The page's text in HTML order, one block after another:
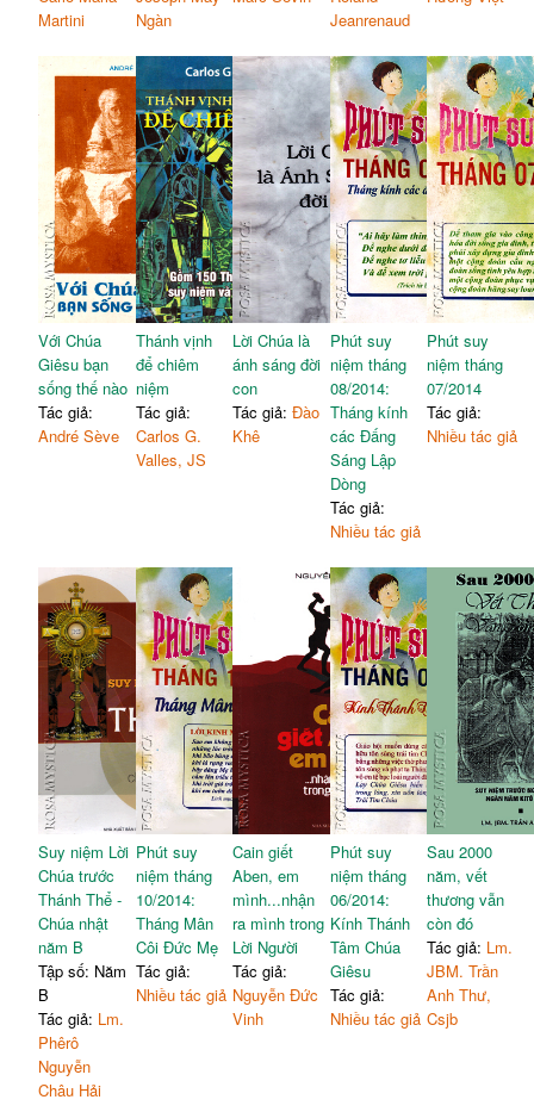
Martini
Ngàn
Jeanrenaud
Với Chúa
Giêsu bạn
sống thế nào
Tác giả:
André Sève
Thánh vịnh
để chiêm
niệm
Tác giả:
Carlos G.
Valles, JS
Lời Chúa là
ánh sáng đời
con
Tác giả:Đào
Khê
Phút suy
niệm tháng
08/2014:
Tháng kính
các Đấng
Sáng Lập
Dòng
Tác giả:
Nhiều tác giả
Phút suy
niệm tháng
07/2014
Tác giả:
Nhiều tác giả
Suy niệm Lời
Chúa trước
Thánh Thể -
Chúa nhật
năm B
Tập số: Năm
B
Tác giả: Lm.
Phêrô
Nguyễn
Châu Hải
Phút suy
niệm tháng
10/2014:
Tháng Mân
Côi Đức Mẹ
Tác giả:
Nhiều tác giả
Cain giết
Aben, em
mình...nhận
ra mình trong
Lời Người
Tác giả:
Nguyễn Đức
Vinh
Phút suy
niệm tháng
06/2014:
Kính Thánh
Tâm Chúa
Giêsu
Tác giả:
Nhiều tác giả
Sau 2000
năm, vết
thương vẫn
còn đó
Tác giả: Lm.
JBM. Trần
Anh Thư,
Csjb